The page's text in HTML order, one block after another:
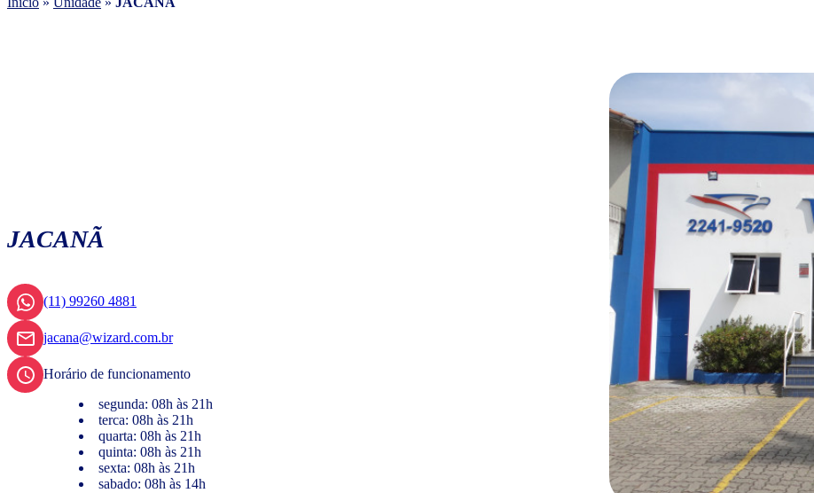
JACANÃ
(11) 99260 4881
jacana@wizard.com.br
Horário de funcionamento
segunda: 08h às 21h
terca: 08h às 21h
quarta: 08h às 21h
quinta: 08h às 21h
sexta: 08h às 21h
sabado: 08h às 14h